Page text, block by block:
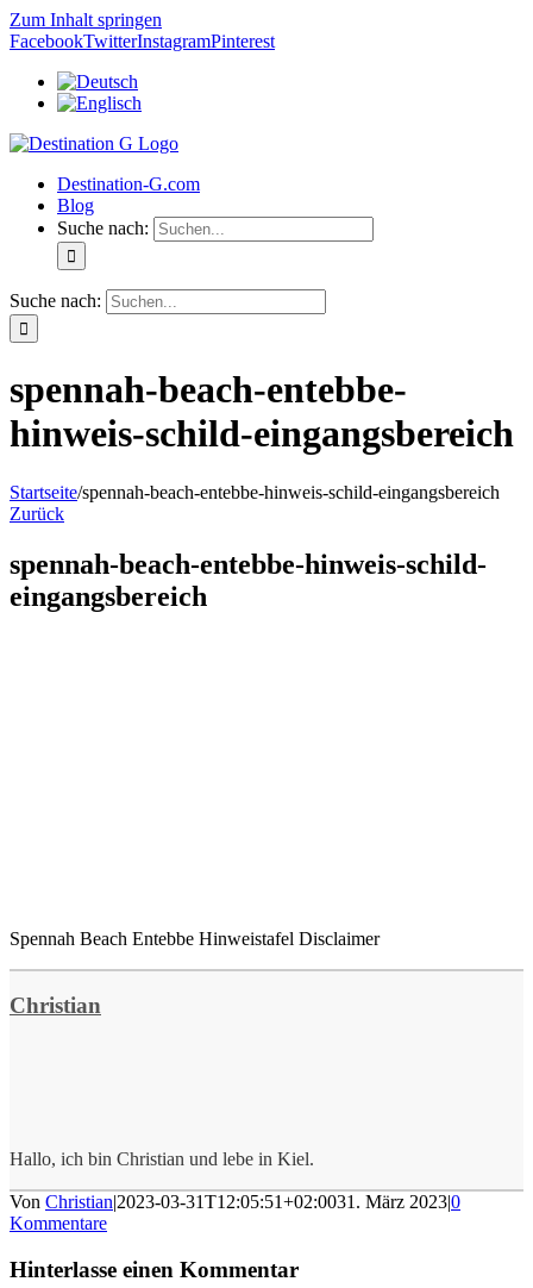
Zum Inhalt springen
FacebookTwitterInstagramPinterest
Destination-G.com
Blog
Suche nach:
Suche nach:
spennah-beach-entebbe-
hinweis-schild-eingangsbereich
Startseite/spennah-beach-entebbe-hinweis-schild-eingangsbereich
Zurück
spennah-beach-entebbe-hinweis-schild-
eingangsbereich
Spennah Beach Entebbe Hinweistafel Disclaimer
Christian
Hallo, ich bin Christian und lebe in Kiel.
Von Christian|2023-03-31T12:05:51+02:0031. März 2023|0
Kommentare
Hinterlasse einen Kommentar